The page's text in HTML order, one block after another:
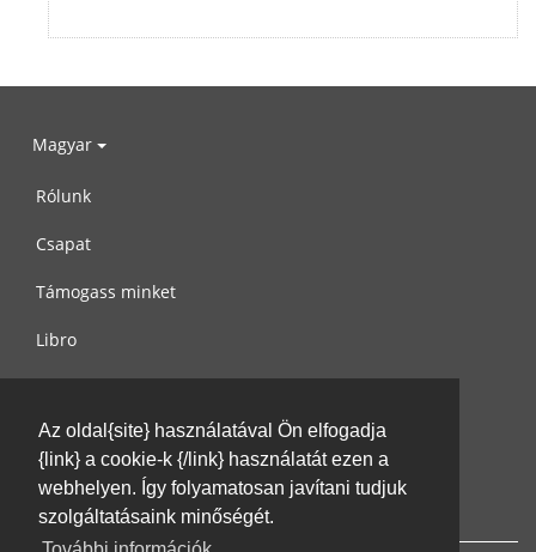
Az oldal{site} használatával Ön elfogadja
{link} a cookie-k {/link} használatát ezen a
webhelyen. Így folyamatosan javítani tudjuk
szolgáltatásaink minőségét.
Magyar
Rólunk
Csapat
Támogass minket
Libro
Használati feltételek
Írj nekünk